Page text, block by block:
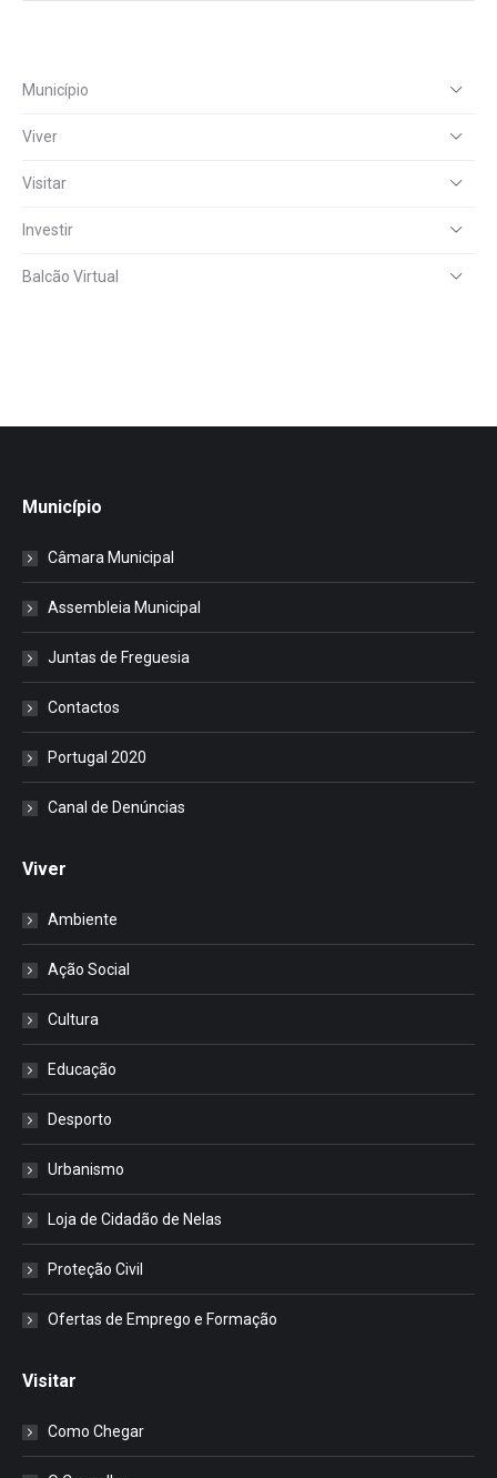
Município
Viver
Visitar
Investir
Balcão Virtual
Município
Câmara Municipal
Assembleia Municipal
Juntas de Freguesia
Contactos
Portugal 2020
Canal de Denúncias
Viver
Ambiente
Ação Social
Cultura
Educação
Desporto
Urbanismo
Loja de Cidadão de Nelas
Proteção Civil
Ofertas de Emprego e Formação
Visitar
Como Chegar